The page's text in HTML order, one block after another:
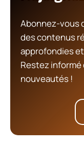
Abonnez-vous
des contenus
approfondies
Restez
nouveautés !